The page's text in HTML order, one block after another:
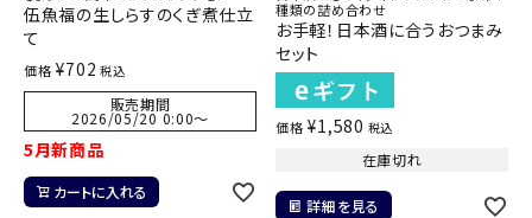
伍魚福の生しらすのくぎ煮仕立
て
価格 ¥702 税込
販売期間
2026/05/20 0:00〜
5月新商品
カートに入れる
種類の詰め合わせ
お手軽！日本酒に合うおつまみ
セット
価格 ¥1,580 税込
在庫切れ
詳細を見る